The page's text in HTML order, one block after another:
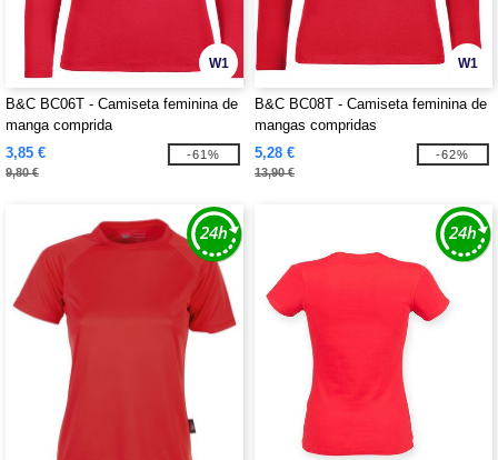
W1
B&C BC06T - Camiseta feminina de
manga comprida
3,85 €
9,80 €
-61%
W1
B&C BC08T - Camiseta feminina de
mangas compridas
5,28 €
13,90 €
-62%